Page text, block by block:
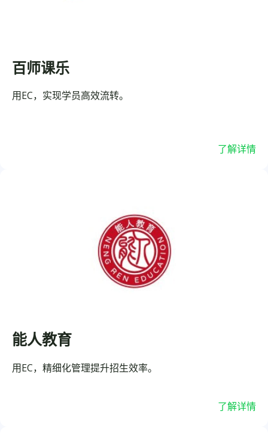
百师课乐
用EC，实现学员高效流转。
了解详情
能人教育
用EC，精细化管理提升招生效率。
了解详情